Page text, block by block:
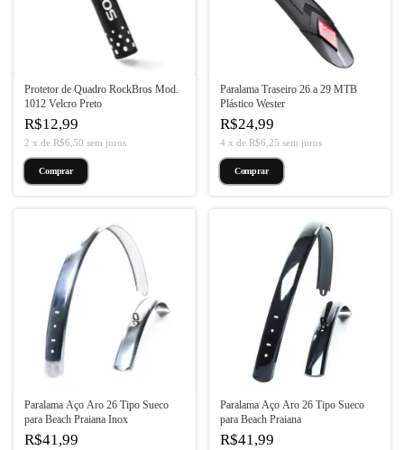
Protetor de Quadro RockBros Mod.
1012 Velcro Preto
R$12,99
2 x de R$6,50 sem juros
Paralama Traseiro 26 a 29 MTB
Plástico Wester
R$24,99
4 x de R$6,25 sem juros
Paralama Aço Aro 26 Tipo Sueco
para Beach Praiana Inox
R$41,99
Paralama Aço Aro 26 Tipo Sueco
para Beach Praiana
R$41,99